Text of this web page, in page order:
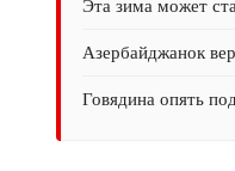
Эта зима может
Азербайджанок
Говядина опять